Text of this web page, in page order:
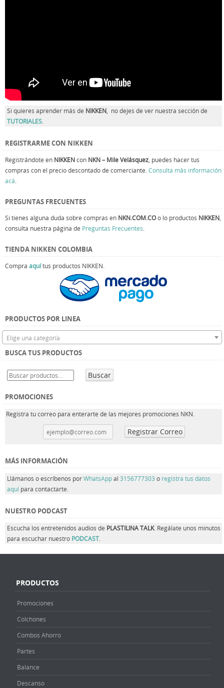
Si quieres aprender más de NIKKEN , no dejes de ver nuestra sección de
TUTORIALES
REGISTRARME CON NIKKEN
Registrándote en NIKKENcon NKN – Mile Velásquez , puedes hacer tus
compras con el precio descontado de comerciante. Consulta más información
acá
PREGUNTAS FRECUENTES
Si tienes alguna duda sobre compras en NKN.COM.COo lo productos NIKKEN,
consulta nuestra página de Preguntas Frecuentes.
TIENDA NIKKEN COLOMBIA
Compra aquítus productos NIKKEN.
PRODUCTOS POR LINEA
Elige una categoría
BUSCA TUS PRODUCTOS
Buscar
PROMOCIONES
Registra tu correo para enterarte de las mejores promociones NKN.
MÁS INFORMACIÓN
Llámanos o escríbenos porWhatsAppal 3156777303 o registra tus datos
aquí para contactarte.
NUESTRO PODCAST
Escucha los entretenidos audios de PLASTILINA TALK. Regálate unos minutos
para escuchar nuestro PODCAST.
PRODUCTOS
Promociones
Colchones
Combos Ahorro
Partes
Balance
Descanso